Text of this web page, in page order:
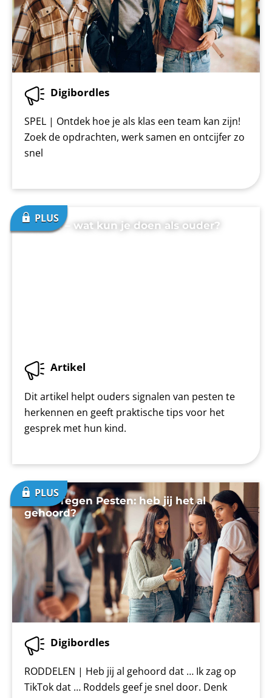
Digibordles
SPEL | Ontdek hoe je als klas een team kan zijn!
Zoek de opdrachten, werk samen en ontcijfer zo
snel
Pesten – wat kun je doen als ouder?
Artikel
Dit artikel helpt ouders signalen van pesten te
herkennen en geeft praktische tips voor het
gesprek met hun kind.
Week Tegen Pesten: heb jij het al
gehoord?
Digibordles
RODDELEN | Heb jij al gehoord dat … Ik zag op
TikTok dat … Roddels geef je snel door. Denk